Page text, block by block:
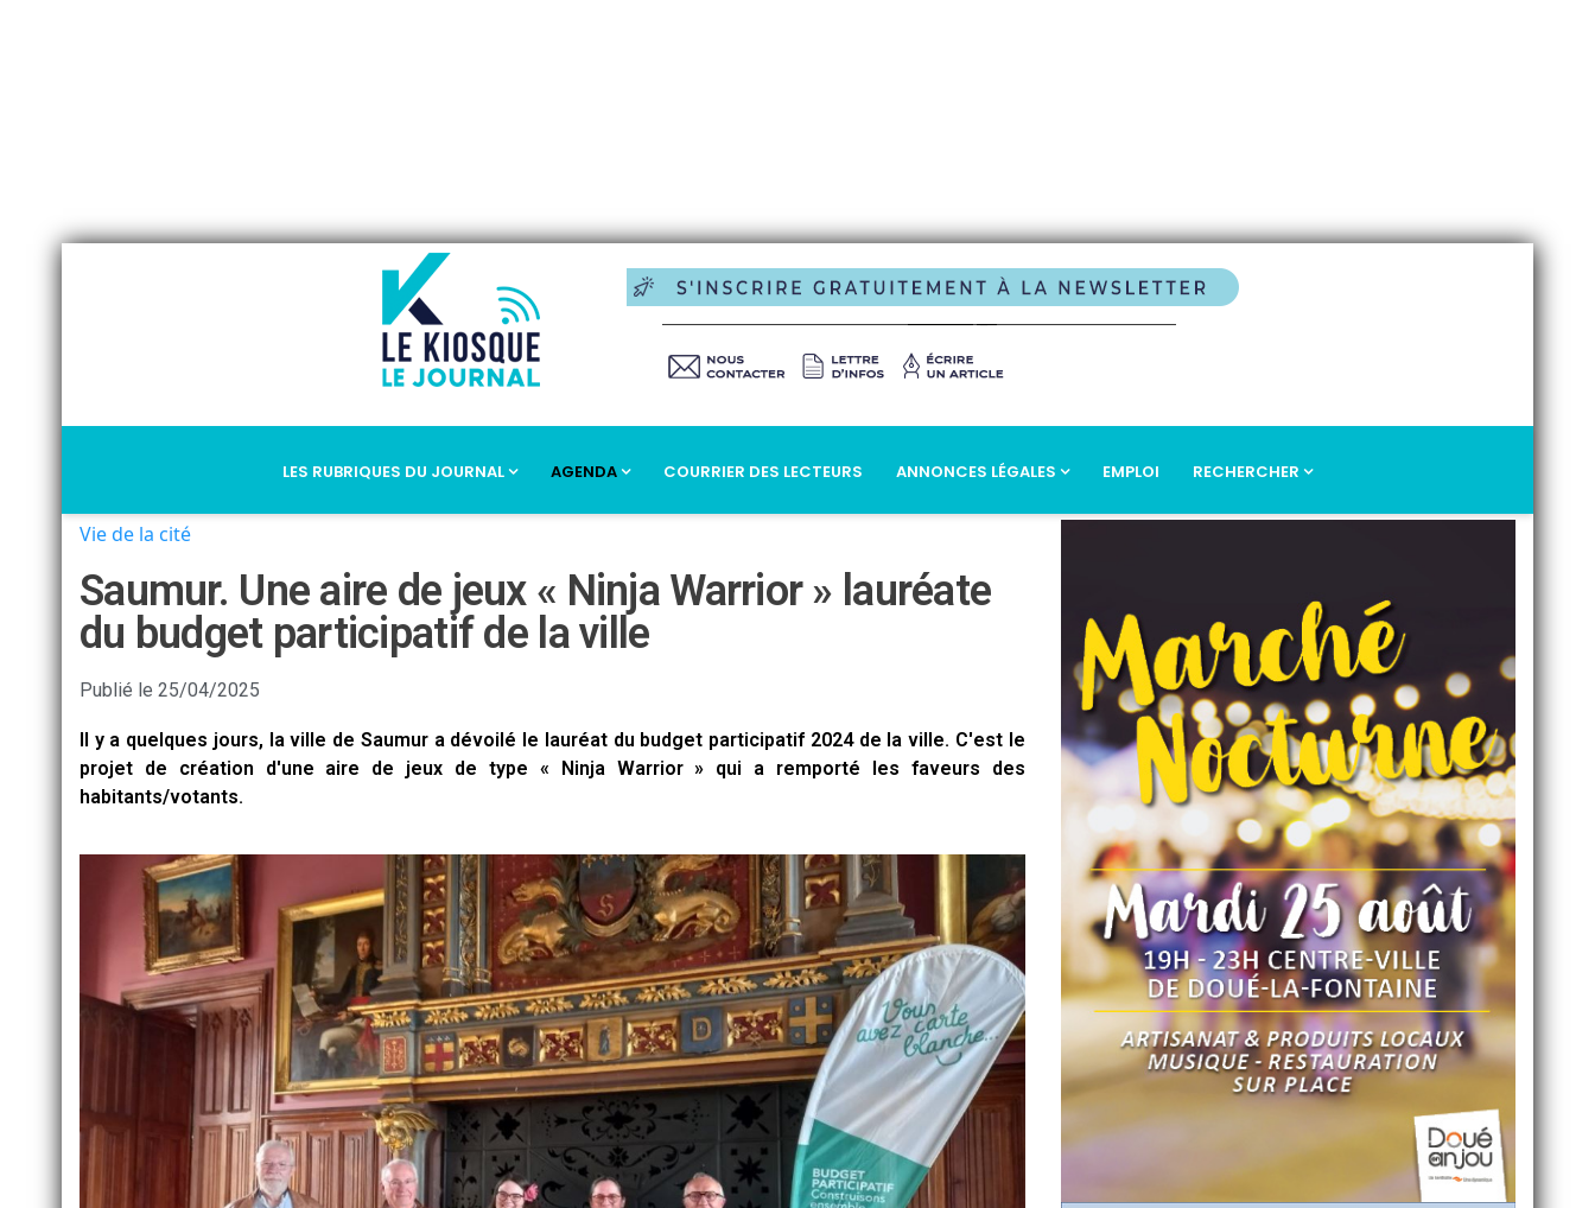
LES RUBRIQUES DU JOURNAL AGENDA COURRIER DES LECTEURS ANNONCES LÉGALES EMPLOI RECHERCHER
Vie de la cité
Saumur. Une aire de jeux « Ninja Warrior » lauréate
du budget participatif de la ville
Publié le 25/04/2025
Il y a quelques jours, la ville de Saumur a dévoilé le lauréat du budget participatif 2024 de la ville. C'est le
projet de création d'une aire de jeux de type « Ninja Warrior » qui a remporté les faveurs des
habitants/votants.